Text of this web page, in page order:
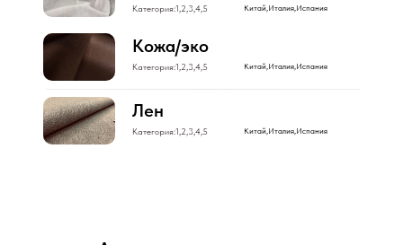
Категория:1,2,3,4,5 Китай,Италия,Испания
Китай,Италия,Испания
Категория:1,2,3,4,5
Лен
Китай,Италия,Испания
Категория:1,2,3,4,5
Кожа/эко